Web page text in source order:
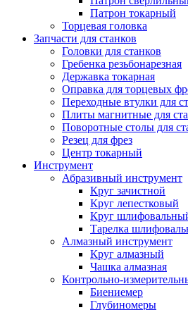
Патрон токарный
Торцевая головка
Запчасти для станков
Головки для станков
Гребенка резьбонарезная
Державка токарная
Оправка для торцевых
Переходные втулки для
Плиты магнитные для
Поворотные столы для
Резец для фрез
Центр токарный
Инструмент
Абразивный инструмент
Круг зачистной
Круг лепестковый
Круг
Тарелка
Алмазный инструмент
Круг алмазный
Чашка алмазная
Контрольно-
Биениемер
Глубиномеры